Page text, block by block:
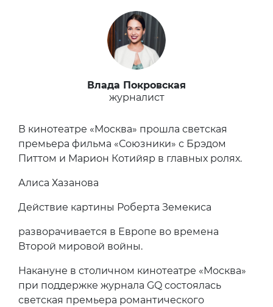
Влада Покровская
журналист
В кинотеатре «Москва» прошла светская
премьера фильма «Союзники» с Брэдом
Питтом и Марион Котийяр в главных ролях.
Алиса Хазанова
Действие картины Роберта Земекиса
разворачивается в Европе во времена
Второй мировой войны.
Накануне в столичном кинотеатре «Москва»
при поддержке журнала GQ состоялась
светская премьера романтического